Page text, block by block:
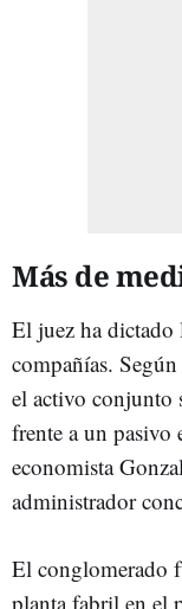
Más de
El juez ha dictado
compañías.
el activo conjunto
frente a un
economista
administrador
El conglomerado
planta fabril en el